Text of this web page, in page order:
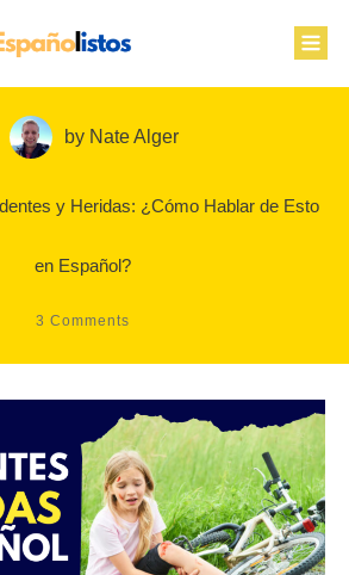
by Nate Alger
y Heridas: ¿Cómo Hablar de Esto
en Español?
3 Comments